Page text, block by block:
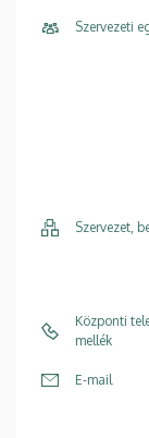
Szervezeti
Szervezet,
Központi
mellék
E-mail